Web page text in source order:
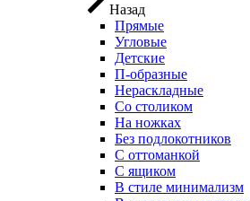
Назад
Прямые
Угловые
Детские
П-образные
Нераскладные
Со столиком
На ножках
Без подлокотников
С оттоманкой
С ящиком
В стиле минимализм